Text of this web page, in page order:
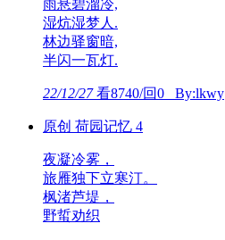
雨悬碧溜冷,
湿炕湿梦人.
林边驿窗暗,
半闪一瓦灯.
22/12/27看8740/回0 By:lkwy
原创 荷园记忆 4
夜凝冷雾，
旅雁独下立寒汀。
枫渚芦堤，
野蜇劝织